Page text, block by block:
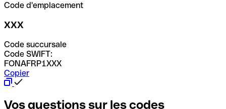
Code d'emplacement
XXX
Code succursale
Code SWIFT:
FONAFRP1XXX
Copier
Vos questions sur les codes